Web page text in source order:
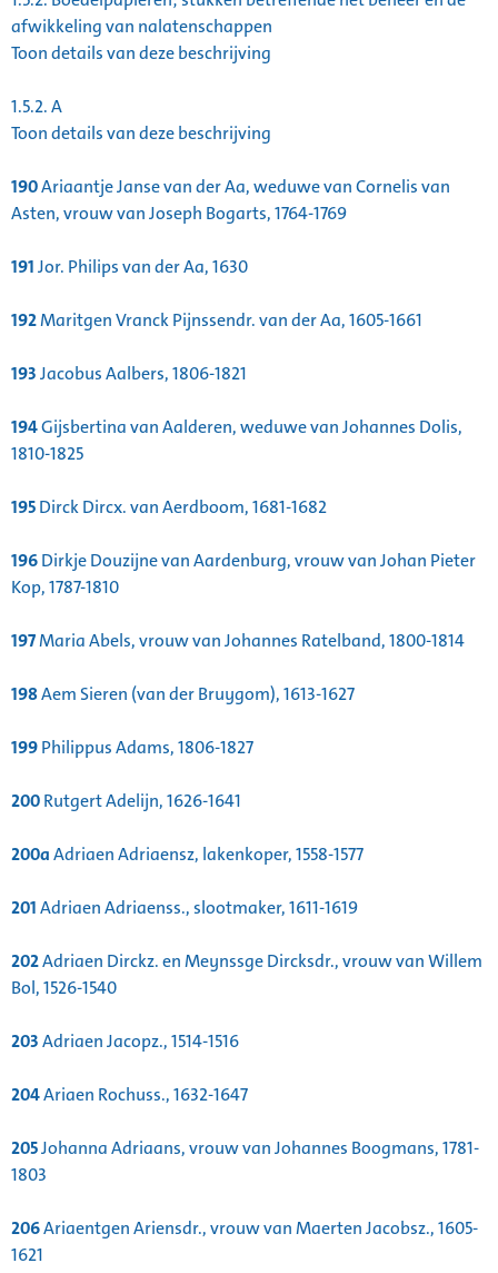
afwikkeling van nalatenschappen
Toon details van deze beschrijving
1.5.2.A
Toon details van deze beschrijving
190Ariaantje Janse van der Aa, weduwe van Cornelis van
Asten, vrouw van Joseph Bogarts, 1764-1769
191Jor. Philips van der Aa, 1630
192Maritgen Vranck Pijnssendr. van der Aa, 1605-1661
193Jacobus Aalbers, 1806-1821
194Gijsbertina van Aalderen, weduwe van Johannes Dolis,
1810-1825
195Dirck Dircx. van Aerdboom, 1681-1682
196Dirkje Douzijne van Aardenburg, vrouw van Johan Pieter
Kop, 1787-1810
197Maria Abels, vrouw van Johannes Ratelband, 1800-1814
198Aem Sieren (van der Bruygom), 1613-1627
199Philippus Adams, 1806-1827
200Rutgert Adelijn, 1626-1641
200aAdriaen Adriaensz, lakenkoper, 1558-1577
201Adriaen Adriaenss., slootmaker, 1611-1619
202Adriaen Dirckz. en Meynssge Dircksdr., vrouw van Willem
Bol, 1526-1540
203Adriaen Jacopz., 1514-1516
204Ariaen Rochuss., 1632-1647
205Johanna Adriaans, vrouw van Johannes Boogmans, 1781-
1803
206Ariaentgen Ariensdr., vrouw van Maerten Jacobsz., 1605-
1621